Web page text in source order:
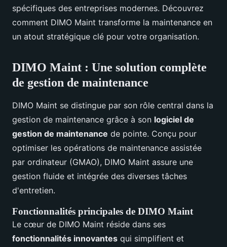
spécifiques des entreprises modernes. Découvrez
comment DIMO Maint transforme la maintenance en
un atout stratégique clé pour votre organisation.
DIMO Maint : Une solution complète
de gestion de maintenance
DIMO Maint se distingue par son rôle central dans la
gestion de maintenance grâce à son logiciel de
gestion de maintenance de pointe. Conçu pour
optimiser les opérations de maintenance assistée
par ordinateur (GMAO), DIMO Maint assure une
gestion fluide et intégrée des diverses tâches
d'entretien.
Fonctionnalités principales de DIMO Maint
Le cœur de DIMO Maint réside dans ses
fonctionnalités innovantes qui simplifient et